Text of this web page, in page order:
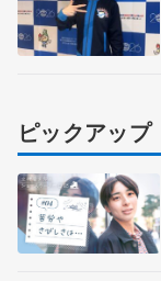
ピックアップ